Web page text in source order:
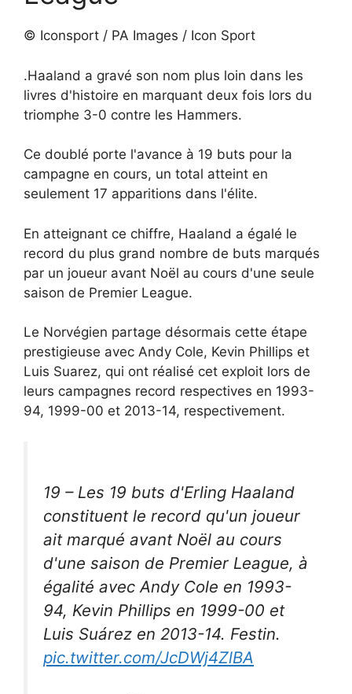
© Iconsport / PA Images / Icon Sport
.Haaland a gravé son nom plus loin dans les
livres d'histoire en marquant deux fois lors du
triomphe 3-0 contre les Hammers.
Ce doublé porte l'avance à 19 buts pour la
campagne en cours, un total atteint en
seulement 17 apparitions dans l'élite.
En atteignant ce chiffre, Haaland a égalé le
record du plus grand nombre de buts marqués
par un joueur avant Noël au cours d'une seule
saison de Premier League.
Le Norvégien partage désormais cette étape
prestigieuse avec Andy Cole, Kevin Phillips et
Luis Suarez, qui ont réalisé cet exploit lors de
leurs campagnes record respectives en 1993-
94, 1999-00 et 2013-14, respectivement.
19 – Les 19 buts d'Erling Haaland
constituent le record qu'un joueur
ait marqué avant Noël au cours
d'une saison de Premier League, à
égalité avec Andy Cole en 1993-
94, Kevin Phillips en 1999-00 et
Luis Suárez en 2013-14. Festin.
pic.twitter.com/JcDWj4ZlBA